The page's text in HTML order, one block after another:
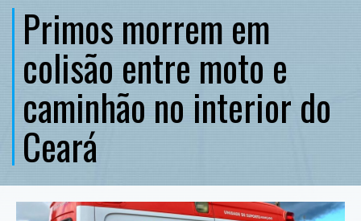
Primos morrem em
colisão entre moto e
caminhão no interior do
Ceará